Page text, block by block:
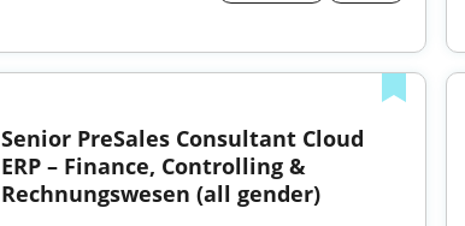
Senior PreSales Consultant Cloud
ERP – Finance, Controlling &
Rechnungswesen (all gender)